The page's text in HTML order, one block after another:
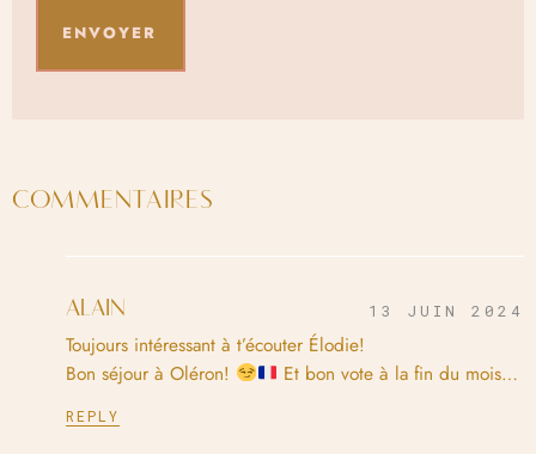
COMMENTAIRES
ALAIN 13 JUIN 2024
Toujours intéressant à t’écouter Élodie!
Bon séjour à Oléron!
Et bon vote à la fin du mois…
REPLY